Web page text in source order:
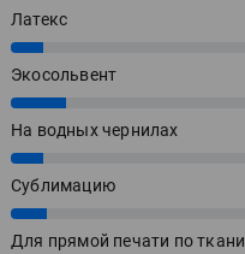
Латекс
7%
Экосольвент
12%
На водных чернилах
7%
Сублимацию
8%
Для прямой печати по ткани